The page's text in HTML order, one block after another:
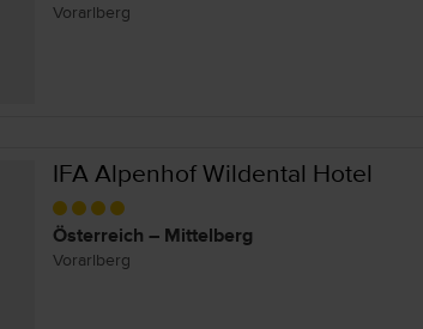
Vorarlberg
IFA Alpenhof Wildental Hotel
Österreich – Mittelberg
Vorarlberg